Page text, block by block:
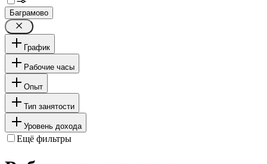
Баграмово
График
Рабочие часы
Опыт
Тип занятости
Уровень дохода
Ещё фильтры